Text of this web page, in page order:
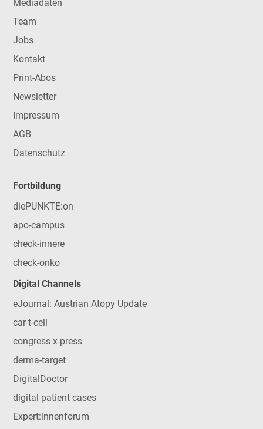
Mediadaten
Team
Jobs
Kontakt
Print-Abos
Newsletter
Impressum
AGB
Datenschutz
Fortbildung
diePUNKTE:on
apo-campus
check-innere
check-onko
Digital Channels
eJournal: Austrian Atopy Update
car-t-cell
congress x-press
derma-target
DigitalDoctor
digital patient cases
Expert:innenforum